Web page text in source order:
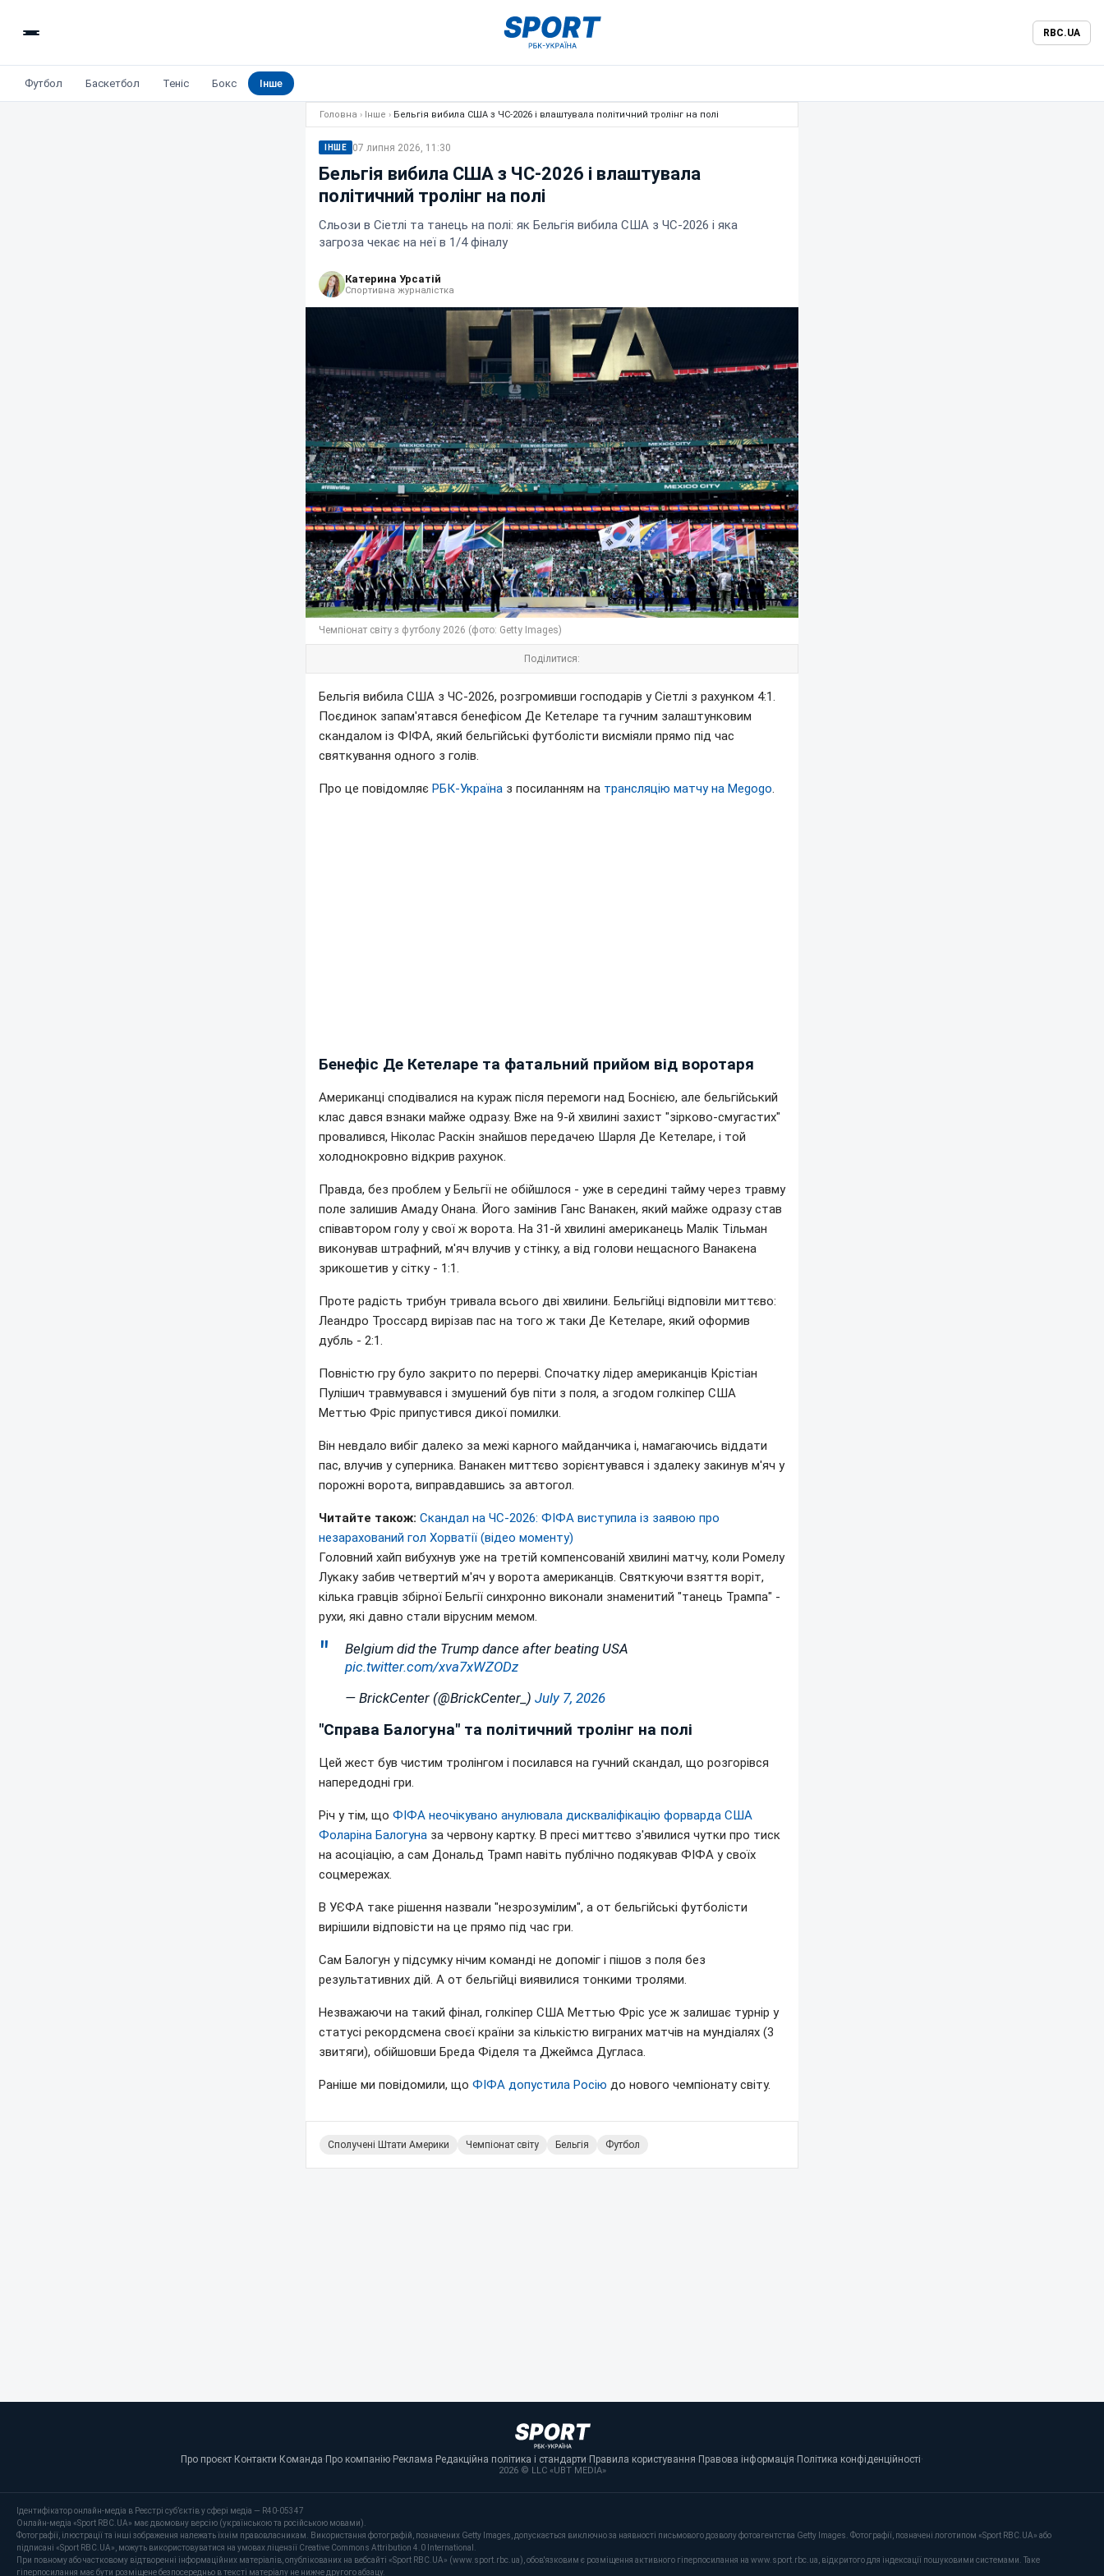
RBC.UA
Футбол Баскетбол Теніс Бокс Інше
Головна › Інше › Бельгія вибила США з ЧС-2026 і влаштувала політичний тролінг на полі
ІНШЕ 07 липня 2026, 11:30
Бельгія вибила США з ЧС-2026 і влаштувала
політичний тролінг на полі
Сльози в Сіетлі та танець на полі: як Бельгія вибила США з ЧС-2026 і яка
загроза чекає на неї в 1/4 фіналу
Катерина Урсатій
Спортивна журналістка
Чемпіонат світу з футболу 2026 (фото: Getty Images)
Поділитися:
Бельгія вибила США з ЧС-2026, розгромивши господарів у Сіетлі з рахунком 4:1.
Поєдинок запам'ятався бенефісом Де Кетеларе та гучним залаштунковим
скандалом із ФІФА, який бельгійські футболісти висміяли прямо під час
святкування одного з голів.
Про це повідомляє РБК-Україна з посиланням на трансляцію матчу на Megogo.
Бенефіс Де Кетеларе та фатальний прийом від воротаря
Американці сподівалися на кураж після перемоги над Боснією, але бельгійський
клас дався взнаки майже одразу. Вже на 9-й хвилині захист "зірково-смугастих"
провалився, Ніколас Раскін знайшов передачею Шарля Де Кетеларе, і той
холоднокровно відкрив рахунок.
Правда, без проблем у Бельгії не обійшлося - уже в середині тайму через травму
поле залишив Амаду Онана. Його замінив Ганс Ванакен, який майже одразу став
співавтором голу у свої ж ворота. На 31-й хвилині американець Малік Тільман
виконував штрафний, м'яч влучив у стінку, а від голови нещасного Ванакена
зрикошетив у сітку - 1:1.
Проте радість трибун тривала всього дві хвилини. Бельгійці відповіли миттєво:
Леандро Троссард вирізав пас на того ж таки Де Кетеларе, який оформив
дубль - 2:1.
Повністю гру було закрито по перерві. Спочатку лідер американців Крістіан
Пулішич травмувався і змушений був піти з поля, а згодом голкіпер США
Меттью Фріс припустився дикої помилки.
Він невдало вибіг далеко за межі карного майданчика і, намагаючись віддати
пас, влучив у суперника. Ванакен миттєво зорієнтувався і здалеку закинув м'яч у
порожні ворота, виправдавшись за автогол.
Читайте також: Скандал на ЧС-2026: ФІФА виступила із заявою про
незарахований гол Хорватії (відео моменту)
Головний хайп вибухнув уже на третій компенсованій хвилині матчу, коли Ромелу
Лукаку забив четвертий м'яч у ворота американців. Святкуючи взяття воріт,
кілька гравців збірної Бельгії синхронно виконали знаменитий "танець Трампа" -
рухи, які давно стали вірусним мемом.
Belgium did the Trump dance after beating USA
pic.twitter.com/xva7xWZODz
— BrickCenter (@BrickCenter_) July 7, 2026
"Справа Балогуна" та політичний тролінг на полі
Цей жест був чистим тролінгом і посилався на гучний скандал, що розгорівся
напередодні гри.
Річ у тім, що ФІФА неочікувано анулювала дискваліфікацію форварда США
Фоларіна Балогуна за червону картку. В пресі миттєво з'явилися чутки про тиск
на асоціацію, а сам Дональд Трамп навіть публічно подякував ФІФА у своїх
соцмережах.
В УЄФА таке рішення назвали "незрозумілим", а от бельгійські футболісти
вирішили відповісти на це прямо під час гри.
Сам Балогун у підсумку нічим команді не допоміг і пішов з поля без
результативних дій. А от бельгійці виявилися тонкими тролями.
Незважаючи на такий фінал, голкіпер США Меттью Фріс усе ж залишає турнір у
статусі рекордсмена своєї країни за кількістю виграних матчів на мундіалях (3
звитяги), обійшовши Бреда Фіделя та Джеймса Дугласа.
Раніше ми повідомили, що ФІФА допустила Росію до нового чемпіонату світу.
Сполучені Штати Америки Чемпіонат світу Бельгія Футбол
Про проєкт· Контакти· Команда· Про компанію· Реклама· Редакційна політика і стандарти· Правила користування· Правова інформація· Політика конфіденційності·
2026 © LLC «UBT MEDIA»
Ідентифікатор онлайн-медіа в Реєстрі суб’єктів у сфері медіа — R40-05347
Онлайн-медіа «Sport RBC.UA» має двомовну версію (українською та російською мовами).
Фотографії, ілюстрації та інші зображення належать їхнім правовласникам. Використання фотографій, позначених Getty Images, допускається виключно за наявності письмового дозволу фотоагентства Getty Images. Фотографії, позначені логотипом «Sport RBC.UA» або
підписані «Sport RBC.UA», можуть використовуватися на умовах ліцензії Creative Commons Attribution 4.0 International.
При повному або частковому відтворенні інформаційних матеріалів, опублікованих на вебсайті «Sport RBC.UA» (www.sport.rbc.ua), обов'язковим є розміщення активного гіперпосилання на www.sport.rbc.ua, відкритого для індексації пошуковими системами. Таке
гіперпосилання має бути розміщене безпосередньо в тексті матеріалу не нижче другого абзацу.